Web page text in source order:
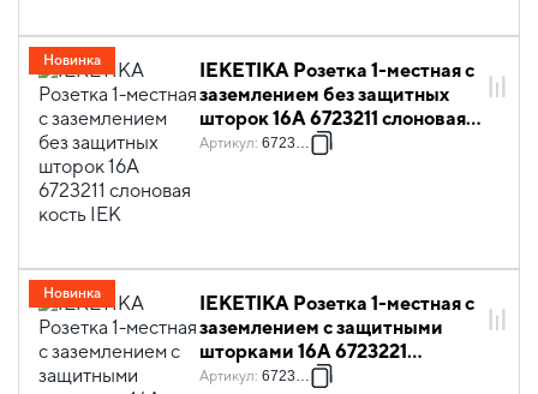
IEKETIKA Розетка 1-местная с
заземлением без защитных
шторок 16А 6723211 слоновая
кость IEK
Артикул: 6723211
Новинка
IEKETIKA Розетка 1-местная с
заземлением с защитными
шторками 16А 6723221
слоновая кость IEK
Артикул: 6723221
Новинка